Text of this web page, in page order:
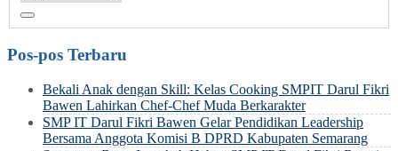
Pos-pos Terbaru
Bekali Anak dengan Skill: Kelas Cooking SMPIT Darul Fikri
Bawen Lahirkan Chef-Chef Muda Berkarakter
SMP IT Darul Fikri Bawen Gelar Pendidikan Leadership
Bersama Anggota Komisi B DPRD Kabupaten Semarang